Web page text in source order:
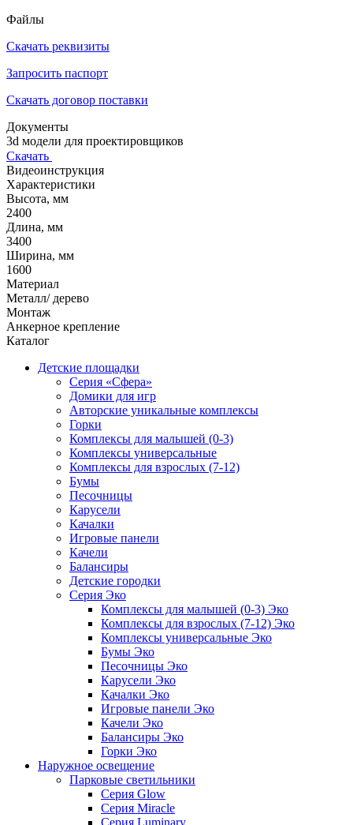
Файлы
Скачать реквизиты
Запросить паспорт
Скачать договор поставки
Документы
3d модели для проектировщиков
Скачать
Видеоинструкция
Характеристики
Высота, мм
2400
Длина, мм
3400
Ширина, мм
1600
Материал
Металл/ дерево
Монтаж
Анкерное крепление
Каталог
Детские площадки
Серия «Сфера»
Домики для игр
Авторские уникальные комплексы
Горки
Комплексы для малышей (0-3)
Комплексы универсальные
Комплексы для взрослых (7-12)
Бумы
Песочницы
Карусели
Качалки
Игровые панели
Качели
Балансиры
Детские городки
Серия Эко
Комплексы для малышей (0-3) Эко
Комплексы для взрослых (7-12) Эко
Комплексы универсальные Эко
Бумы Эко
Песочницы Эко
Карусели Эко
Качалки Эко
Игровые панели Эко
Качели Эко
Балансиры Эко
Горки Эко
Наружное освещение
Парковые светильники
Серия Glow
Серия Miracle
Серия Luminary